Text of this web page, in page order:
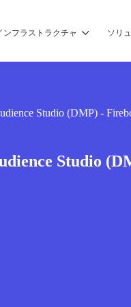
ンフラストラクチャ ソリ
Studio (DMP) -
Studio